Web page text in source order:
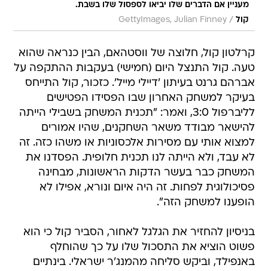
מעניין אם הדברים שלו יביאו לספסול שלו בשבת.
קול /
GettyImages, Julian Finney
קרלטון קול, חלוצה של ווסטהאם, הבין כנראה שהוא
טעה. קול התנצל היום (חמישי) בעקבות ההתקפה על
אברהם גרנט בעיתון 'דיילי מייל'. כזכור, קול התייחס
בעיקר למשחק האחרון שבו הפסידו הפטישים
לליברפול 3:0, ואמר: "תכנית המשחק בשבילי הייתה
להישאר מבודד משאר השחקנים, שהיו אמורים
למצוא אותי עם מסירות אלכסוניות או משהו כזה. זה
לא עבד, ולא הייתה לנו תכנית חלופית. הפסדנו את
המשחק כבר בעשר הדקות הראשונות, מבחינה
פסיכולוגית לפחות. זה היה איום ונורא, אפילו לא
הופענו למשחק הזה".
בניסיון להחזיר את הגלגל לאחור, הסביר קול כי הוא
פשוט הוציא את התסכול שלו על כך שהוחלף
באנפילד, וביקש סליחה מהמנג'ר ישראלי. בינתיים